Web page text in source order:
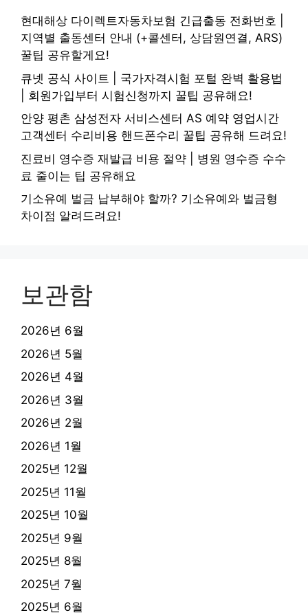
현대해상 다이렉트자동차보험 긴급출동 전화번호 |
지역별 출동센터 안내 (+콜센터, 상담원연결, ARS)
꿀팁 공유할게요!
큐넷 공식 사이트 | 국가자격시험 포털 완벽 활용법
| 회원가입부터 시험신청까지 꿀팁 공유해요!
안양 평촌 삼성전자 서비스센터 AS 예약 영업시간
고객센터 수리비용 핸드폰수리 꿀팁 공유해 드려요!
진료비 영수증 재발급 비용 절약 | 병원 영수증 수수
료 줄이는 팁 공유해요
기소유예 벌금 납부해야 할까? 기소유예와 벌금형
차이점 알려드려요!
보관함
2026년 6월
2026년 5월
2026년 4월
2026년 3월
2026년 2월
2026년 1월
2025년 12월
2025년 11월
2025년 10월
2025년 9월
2025년 8월
2025년 7월
2025년 6월